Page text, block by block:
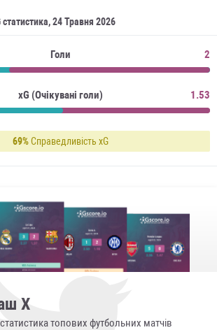
24 Травня 2026
Голи 2
xG (Очікувані голи) 1.53
69%Справедливість xG
X
топових футбольних матчів